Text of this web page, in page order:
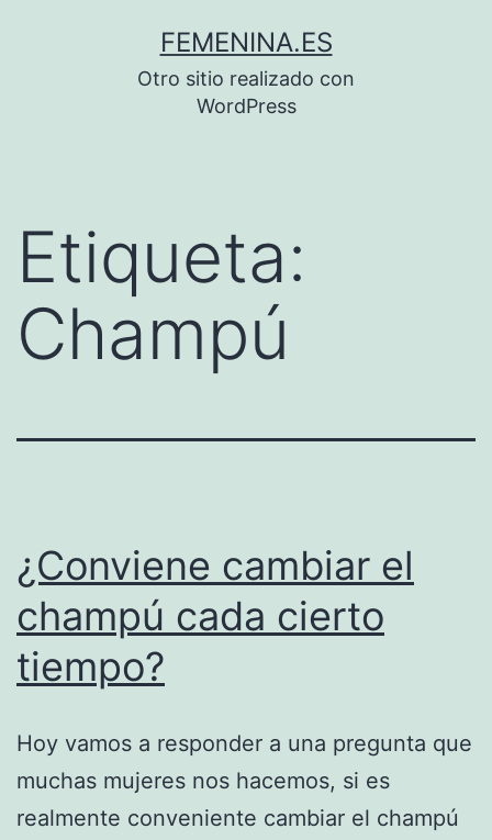
FEMENINA.ES
Otro sitio realizado con
WordPress
Etiqueta:
Champú
¿Conviene cambiar el
champú cada cierto
tiempo?
Hoy vamos a responder a una pregunta que
muchas mujeres nos hacemos, si es
realmente conveniente cambiar el champú